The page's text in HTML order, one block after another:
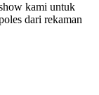
kami untuk
dari rekaman